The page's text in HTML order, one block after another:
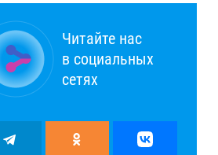
Читайте нас
в социальных
сетях